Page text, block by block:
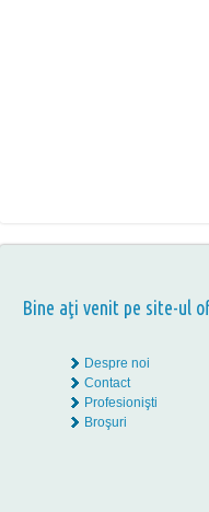
Bine aţi venit pe site-ul
Despre noi
Contact
Profesionişti
Broşuri